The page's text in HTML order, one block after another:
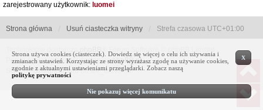
zarejestrowany użytkownik: luomei
Strona główna Usuń ciasteczka witryny Strefa czasowa UTC+01:00
Technologię dostarcza phpBB ® Forum Software © phpBB Limited
Polski pakiet językowy dostarczaphpBB.pl
Style by Sznaps based on we_universal
X
Strona używa cookies (ciasteczek). Dowiedz się więcej o celu ich używania i
zmianach ustawień. Korzystając ze strony wyrażasz zgodę na używanie cookies,
zgodnie z aktualnymi ustawieniami przeglądarki. Zobacz naszą
politykę prywatności
Nie pokazuj więcej komunikatu